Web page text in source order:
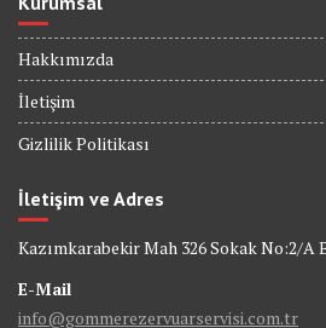
Hakkımızda
İletişim
Gizlilik Politikası
İletişim ve Adres
Kazımkarabekir Mah 326 Sokak No:2/A
E-Mail
info@gommerezervuarservisi.com.tr